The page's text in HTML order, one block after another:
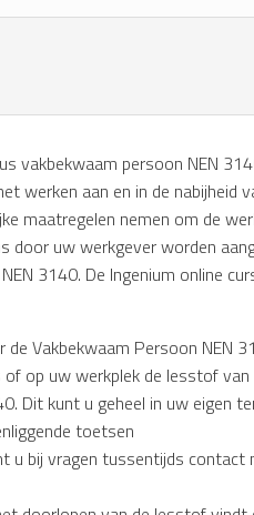
vakbekwaam persoon NEN
werken aan en in de nabijheid
maatregelen nemen om de
door uw werkgever worden
3140. De Ingenium online
de Vakbekwaam Persoon NEN
op uw werkplek de lesstof van
Dit kunt u geheel in uw eigen
toetsen
u bij vragen tussentijds